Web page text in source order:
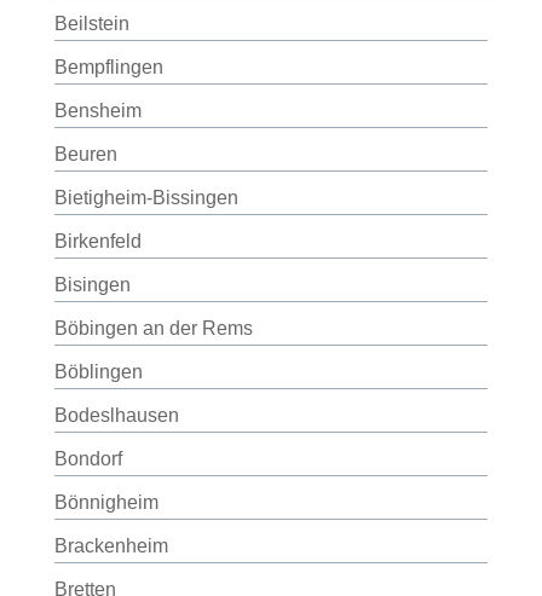
Beilstein
Bempflingen
Bensheim
Beuren
Bietigheim-Bissingen
Birkenfeld
Bisingen
Böbingen an der Rems
Böblingen
Bodeslhausen
Bondorf
Bönnigheim
Brackenheim
Bretten